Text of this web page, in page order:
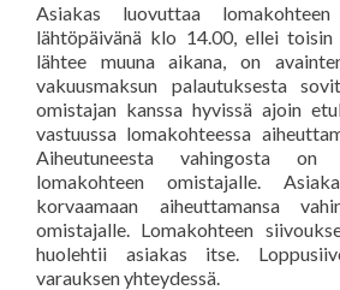
Asiakas luovuttaa
lähtöpäivänä klo 14.00, ellei toisin
lähtee muuna aikana, on
vakuusmaksun palautuksesta
omistajan kanssa hyvissä ajoin
vastuussa lomakohteessa
Aiheutuneesta vahingosta
lomakohteen omistajalle.
korvaamaan aiheuttamansa
omistajalle. Lomakohteen
huolehtii asiakas itse.
varauksen yhteydessä.